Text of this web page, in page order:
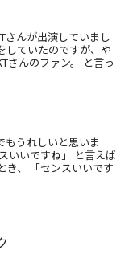
さんが出演していまし
していたのですが、や
さんのファン。 と言っ
もうれしいと思いま
いいですね」 と言えば
き、 「センスいいです